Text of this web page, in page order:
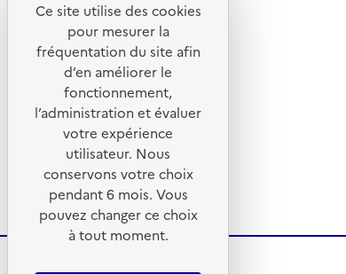
Ce site utilise des cookies
pour mesurer la
fréquentation du site afin
d’en améliorer le
fonctionnement,
l’administration et évaluer
votre expérience
utilisateur. Nous
conservons votre choix
pendant 6 mois. Vous
pouvez changer ce choix
à tout moment.